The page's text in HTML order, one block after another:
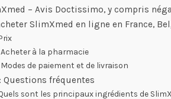
– Avis Doctissimo, y compris
SlimXmed en ligne en France,
Acheter à la pharmacie
Modes de paiement et de livraison
: Questions fréquentes
sont les principaux ingrédients de